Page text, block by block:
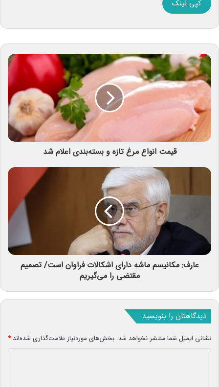
کپی لینک
قیمت انواع مرغ تازه و بسته‌بندی اعلام شد
عارف: مکانیسم ماشه دارای اشکالات فراوان است/ تصمیم
مقتضی را می‌گیریم
دیدگاهتان را بنویسید
نشانی ایمیل شما منتشر نخواهد شد. بخش‌های موردنیاز علامت‌گذاری شده‌اند*